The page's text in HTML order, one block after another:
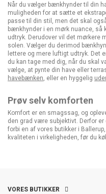
Når du vælger bænkhynder til din
muligheden for at sætte et
passe til din stil, men det skal
bænkhynder i en mørk nuance, så
udtryk. Derudover vil det mørkere
solen. Vælger du derimod
lettere og mere luftigt udtryk. Det
du kan tage med dig, når du skal
vælge, at pynte din have eller
havebænken , eller en hyggelig
Prøv selv komforten
Komfort er en smagssag, og
den grad være subjektivt. Derfor
forbi en af vores butikker i
kvaliteten i virkeligheden, før du
VORES BUTIKKER